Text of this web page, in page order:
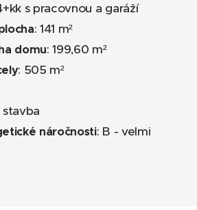
s pracovnou a garáží
: 141 m²
domu: 199,60 m²
: 505 m²
stavba
náročnosti: B - velmi